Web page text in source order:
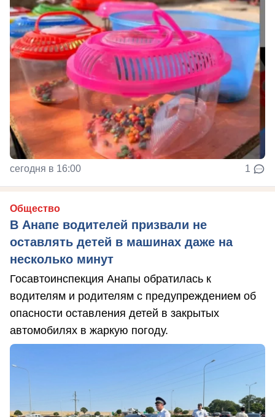
сегодня в 16:00 1
Общество
В Анапе водителей призвали не
оставлять детей в машинах даже на
несколько минут
Госавтоинспекция Анапы обратилась к
водителям и родителям с предупреждением об
опасности оставления детей в закрытых
автомобилях в жаркую погоду.